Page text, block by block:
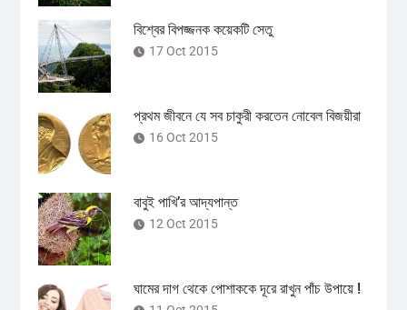
বিশ্বের বিপজ্জনক কয়েকটি সেতু
17 Oct 2015
প্রথম জীবনে যে সব চাকুরী করতেন নোবেল বিজয়ীরা
16 Oct 2015
বাবুই পাখি’র আদ্যপান্ত
12 Oct 2015
ঘামের দাগ থেকে পোশাককে দূরে রাখুন পাঁচ উপায়ে !